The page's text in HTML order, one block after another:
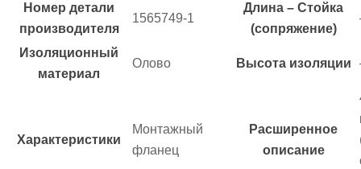
Номер детали
производителя
1565749-1
Длина – Стойка
(сопряжение)
Изоляционный
материал
Олово Высота изоляции
Характеристики
Монтажный
фланец
Расширенное
описание